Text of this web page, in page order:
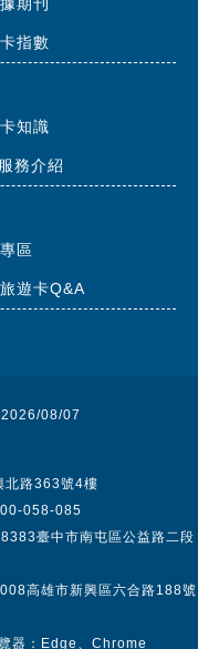
指數
知識
務介紹
區
遊卡Q&A
08/07
北路363號4樓
058-085
臺中市南屯區公益路二段
高雄市新興區六合路188號
器：Edge、Chrome